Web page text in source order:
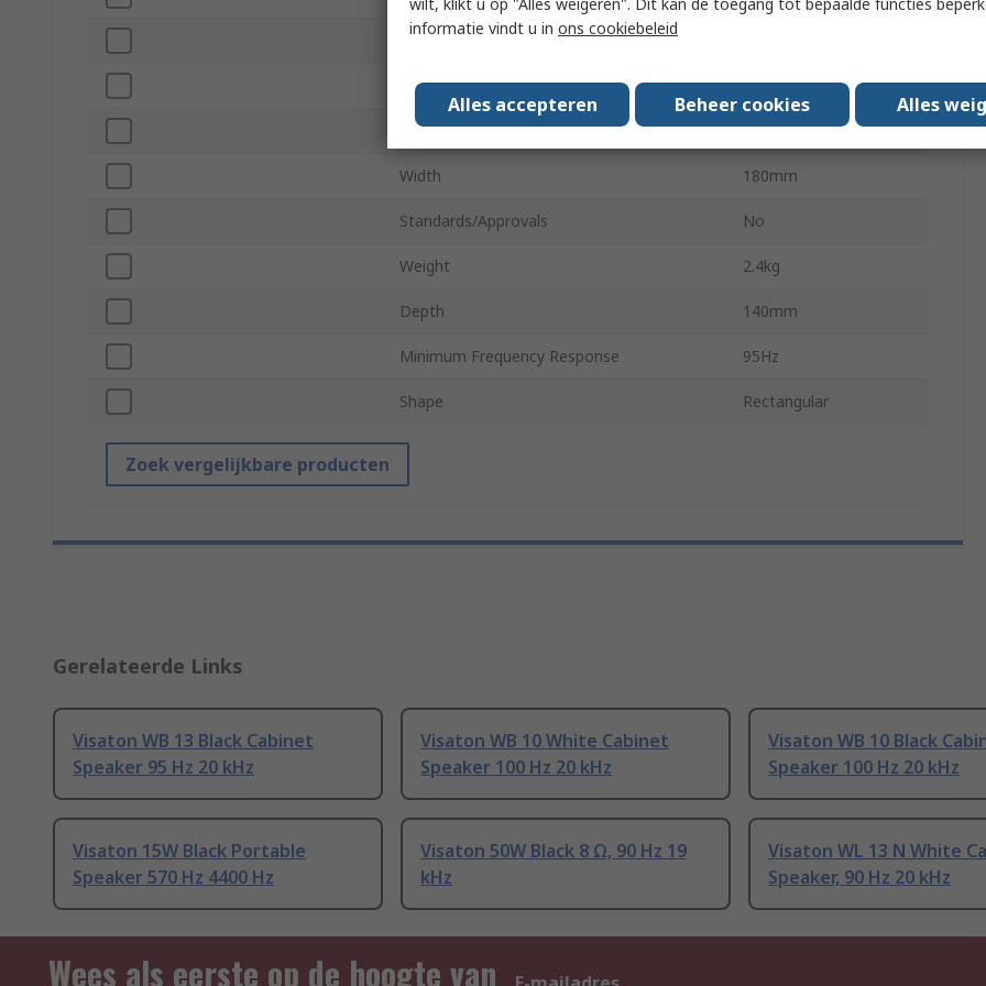
Number of Speaker Drivers
Maximum Frequency Response 20kHz
Height 240mm
Width 180mm
Standards/Approvals No
Weight 2.4kg
Depth 140mm
Minimum Frequency Response 95Hz
Shape Rectangular
Zoek vergelijkbare producten
Gerelateerde Links
Visaton WB 13 Black Cabinet
Speaker 95 Hz 20 kHz
Visaton WB 10 White Cabinet
Speaker 100 Hz 20 kHz
Visaton WB 10 Black
Speaker 100 Hz 20 kHz
Visaton 15W Black Portable
Speaker 570 Hz 4400 Hz
Visaton 50W Black 8 Ω, 90 Hz 19
kHz
Visaton WL 13 N White
Speaker, 90 Hz 20 kHz
Wees als eerste op de hoogte van
informatie vindt u in ons cookiebeleid
Alles accepteren Beheer cookies Alles